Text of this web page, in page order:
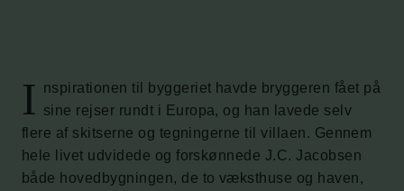
I
nspirationen til byggeriet havde bryggeren fået på
sine rejser rundt i Europa, og han lavede selv
flere af skitserne og tegningerne til villaen. Gennem
hele livet udvidede og forskønnede J.C. Jacobsen
både hovedbygningen, de to væksthuse og haven,